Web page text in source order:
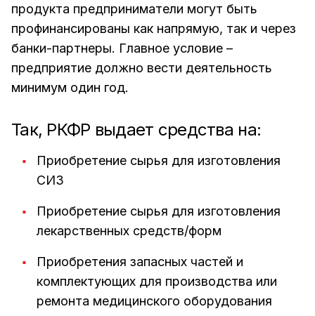
продукта предприниматели могут быть
профинансированы как напрямую, так и через
банки-партнеры. Главное условие –
предприятие должно вести деятельность
минимум один год.
Так, РКФР выдает средства на:
Приобретение сырья для изготовления
СИЗ
Приобретение сырья для изготовления
лекарственных средств/форм
Приобретения запасных частей и
комплектующих для производства или
ремонта медицинского оборудования